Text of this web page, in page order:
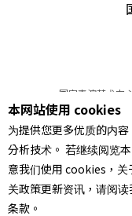
国家表演艺术中
© 2022
统一编
本站所提供相关演
服务
本网站使用 cookies
为提供您更多优质的内
分析技术。 若继续阅览
意我们使用 cookies，
关政策更新资讯，请阅
条款。